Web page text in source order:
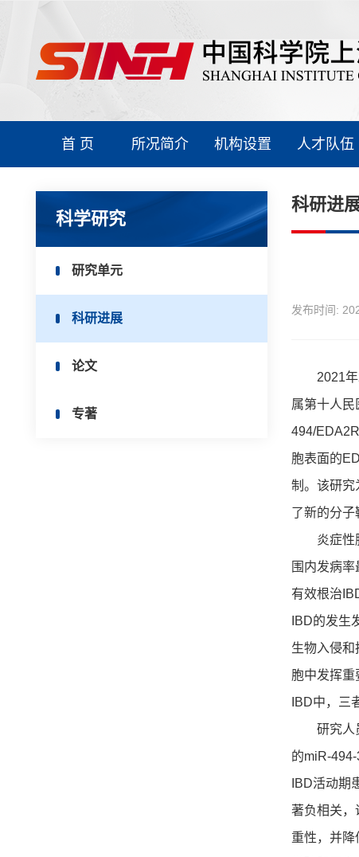
首 页 所况简介 机构设置 人才队伍
科学研究
研究单元
科研进展
论文
专著
科研进
发布时间:
2021年2
属第十人民
494/
胞表面的
制。该研究
了新的分子
炎症性肠
围内发病
有效根治
IBD的发生
生物入侵
胞中发挥
IBD中，三
研究人员
的miR-
IBD活动期
著负相关，
重性，并